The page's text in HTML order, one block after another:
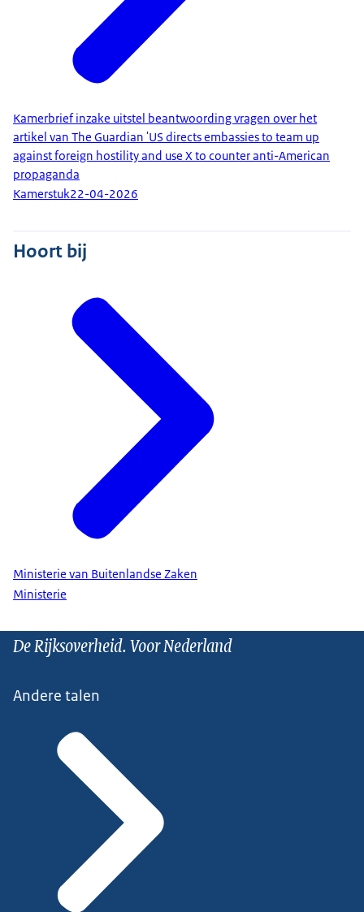
Kamerbrief inzake uitstel beantwoording vragen over het
artikel van The Guardian 'US directs embassies to team up
against foreign hostility and use X to counter anti-American
propaganda
Kamerstuk22-04-2026
Hoort bij
Ministerie van Buitenlandse Zaken
Ministerie
De Rijksoverheid. Voor Nederland
Andere talen